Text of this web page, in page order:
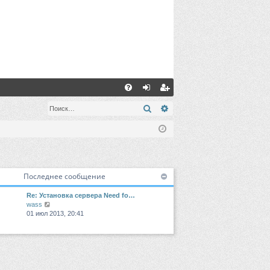
С
хо ег
ис
ия
Поиск
Последнее сообщение
Re: Установка сервера Need fo…
wass
е
01 июл 2013, 20:41